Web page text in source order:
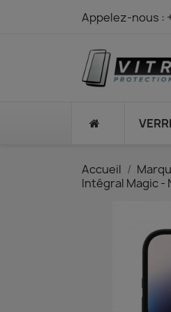
Appelez-nous :
Accueil
Intégral Magic -